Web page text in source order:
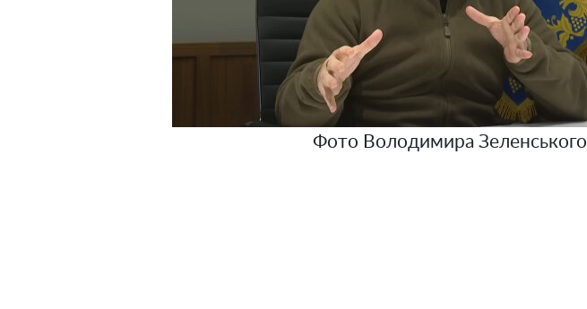
Фото Володимира Зеленського